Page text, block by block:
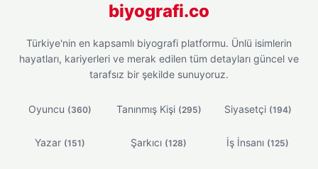
biyografi.co
Türkiye'nin en kapsamlı biyografi platformu. Ünlü isimlerin
hayatları, kariyerleri ve merak edilen tüm detayları güncel ve
tarafsız bir şekilde sunuyoruz.
Oyuncu (360) Tanınmış Kişi (295) Siyasetçi (194)
Yazar (151) Şarkıcı (128) İş İnsanı (125)